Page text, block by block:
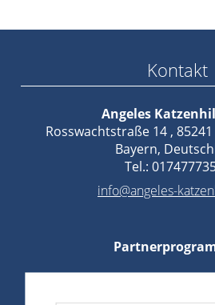
Kontakt
Angeles
Rosswachtstraße 14 ,
Bayern,
Tel.:
info@angeles-